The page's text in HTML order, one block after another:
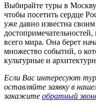
Выбирайте туры в
чтобы посетить сердце
уже давно известна
всего мира. Она берет
множество событий, о
культурные и
Если Вас интересуют
оставляйте заявку в
закажите обратный